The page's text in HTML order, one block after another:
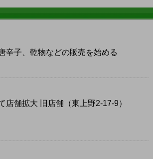
辛子、乾物などの販売を始める
店舗拡大 旧店舗（東上野2-17-9）